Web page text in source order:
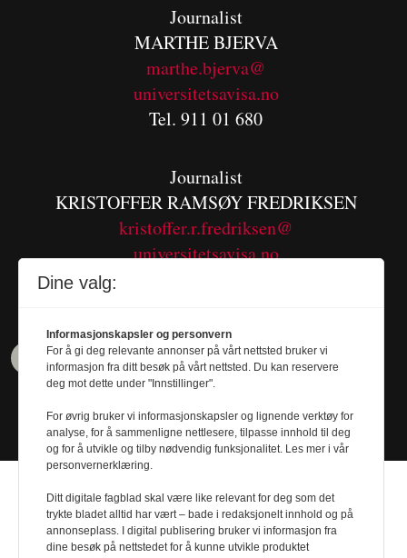
Journalist
MARTHE BJERVA
marthe.bjerva@
universitetsavisa.no
Tel. 911 01 680
Journalist
KRISTOFFER RAMSØY FREDRIKSEN
kristoffer.r.fredriksen@
universitetsavisa.no
Design byNordström Design- Powered by
Dine valg:
Informasjonskapsler og personvern
For å gi deg relevante annonser på vårt nettsted bruker vi
informasjon fra ditt besøk på vårt nettsted. Du kan reservere
deg mot dette under "Innstillinger".
For øvrig bruker vi informasjonskapsler og lignende verktøy for
analyse, for å sammenligne nettlesere, tilpasse innhold til deg
og for å utvikle og tilby nødvendig funksjonalitet. Les mer i vår
personvernerklæring.
Ditt digitale fagblad skal være like relevant for deg som det
trykte bladet alltid har vært – bade i redaksjonelt innhold og på
annonseplass. I digital publisering bruker vi informasjon fra
dine besøk på nettstedet for å kunne utvikle produktet